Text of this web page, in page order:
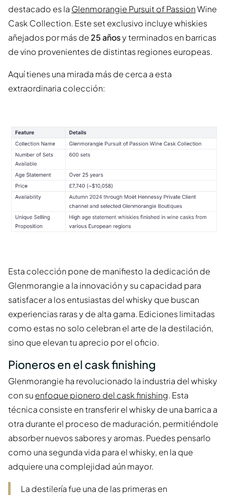
destacado es la Glenmorangie Pursuit of PassionWine
Cask Collection. Este set exclusivo incluye whiskies
añejados por más de 25 añosy terminados en barricas
de vino provenientes de distintas regiones europeas.
Aquí tienes una mirada más de cerca a esta
extraordinaria colección:
Esta colección pone de manifiesto la dedicación de
Glenmorangie a la innovación y su capacidad para
satisfacer a los entusiastas del whisky que buscan
experiencias raras y de alta gama. Ediciones limitadas
como estas no solo celebran el arte de la destilación,
sino que elevan tu aprecio por el oficio.
Pioneros en el cask finishing
Glenmorangie ha revolucionado la industria del whisky
con su enfoque pionero del cask finishing. Esta
técnica consiste en transferir el whisky de una barrica a
otra durante el proceso de maduración, permitiéndole
absorber nuevos sabores y aromas. Puedes pensarlo
como una segunda vida para el whisky, en la que
adquiere una complejidad aún mayor.
La destilería fue una de las primeras en